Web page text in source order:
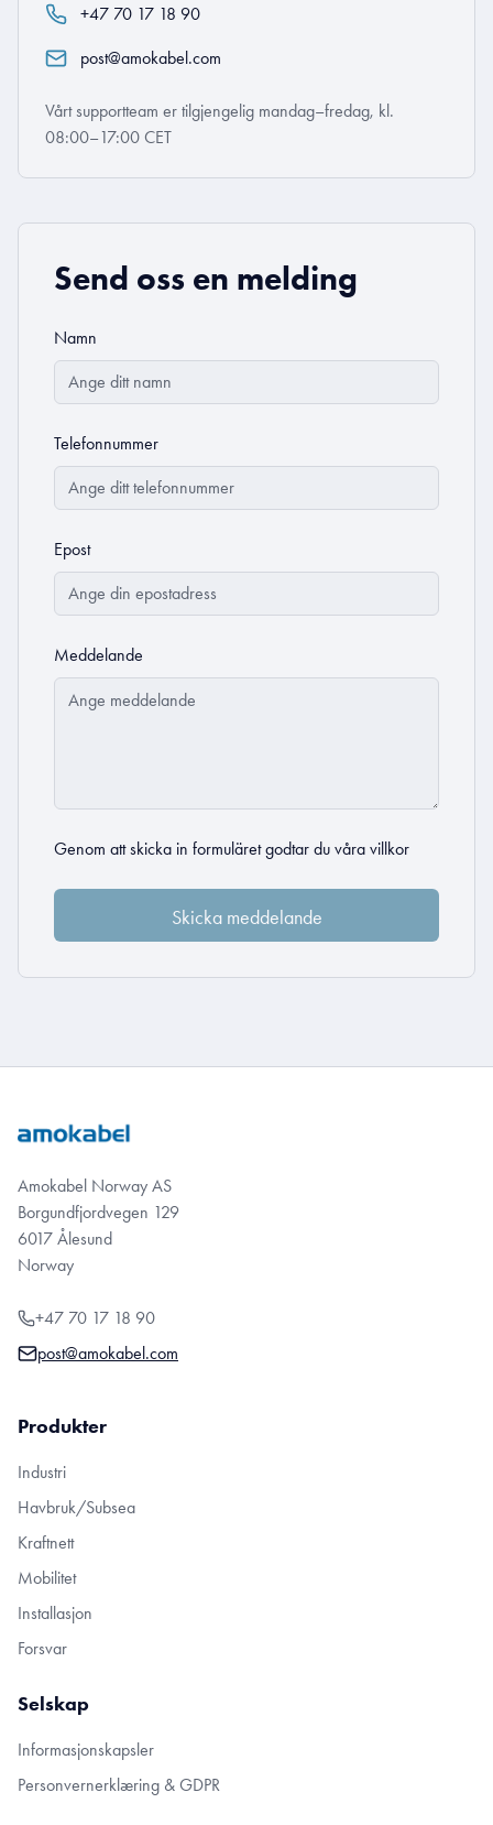
+47 70 17 18 90
post@amokabel.com
Vårt supportteam er tilgjengelig mandag–fredag, kl.
08:00–17:00 CET
Send oss en melding
Namn
Telefonnummer
Epost
Meddelande
Genom att skicka in formuläret godtar du våra villkor
Amokabel Norway AS
Borgundfjordvegen 129
6017 Ålesund
Norway
+47 70 17 18 90
post@amokabel.com
Produkter
Industri
Havbruk/Subsea
Kraftnett
Mobilitet
Installasjon
Forsvar
Selskap
Informasjonskapsler
Personvernerklæring & GDPR